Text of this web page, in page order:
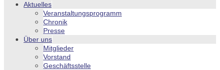
Aktuelles
Veranstaltungsprogramm
Chronik
Presse
Über uns
Mitglieder
Vorstand
Geschäftsstelle